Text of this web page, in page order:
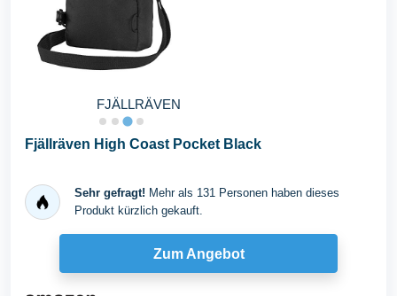
FJÄLLRÄVEN
Fjällräven High Coast Pocket Black
Sehr gefragt! Mehr als 131 Personen haben dieses
Produkt kürzlich gekauft.
Zum Angebot